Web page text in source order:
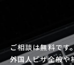
ご相談は無料です
外国人ビザ全般や